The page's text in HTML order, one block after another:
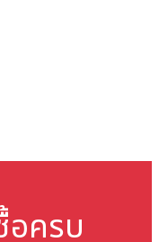
อครบ